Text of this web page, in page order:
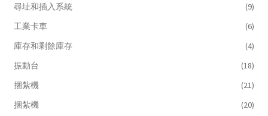
尋址和插入系統
(9)
工業卡車
(6)
庫存和剩餘庫存
(4)
振動台
(18)
捆紮機
(21)
捆紮機
(20)